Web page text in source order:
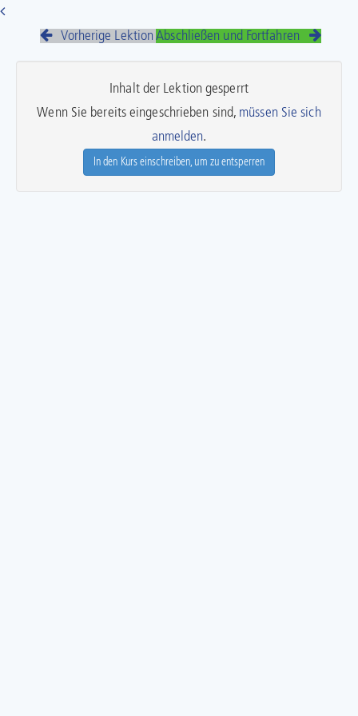
Vorherige Lektion Abschließen und Fortfahren
Inhalt der Lektion gesperrt
Wenn Sie bereits eingeschrieben sind, müssen Sie sich
anmelden.
In den Kurs einschreiben, um zu entsperren